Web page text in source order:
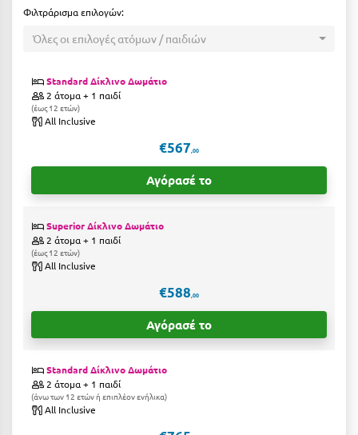
Ζαγοροχώρια
Ζάκυνθος
Ηλεία
Θάσος
Θεσσαλονίκη
Ικαρία
Ίος
Φιλτράρισμα επιλογών:
Όλες οι επιλογές ατόμων / παιδιών
Standard Δίκλινο Δωμάτιο
2 άτομα + 1 παιδί
έως 12 ετών
All Inclusive
€567 ,00
Αγόρασέ το
Superior Δίκλινο Δωμάτιο
2 άτομα + 1 παιδί
έως 12 ετών
All Inclusive
€588 ,00
Αγόρασέ το
Standard Δίκλινο Δωμάτιο
2 άτομα + 1 παιδί
άνω των 12 ετών ή επιπλέον ενήλικα
All Inclusive